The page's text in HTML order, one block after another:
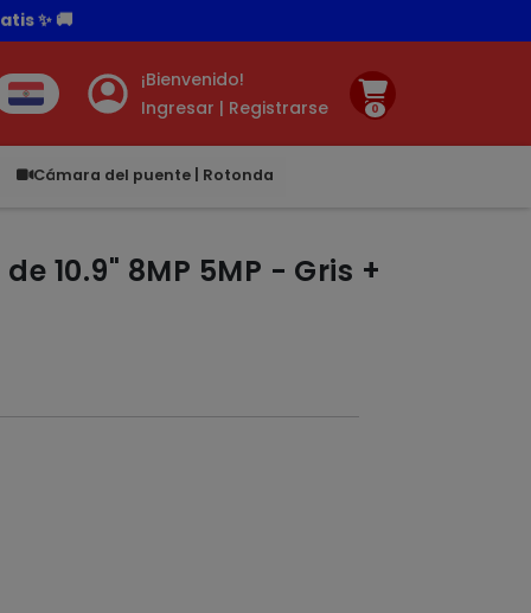
¡Bienvenido!
Ingresar | Registrarse
0
Cámara del puente | Rotonda
10.9" 8MP 5MP - Gris +